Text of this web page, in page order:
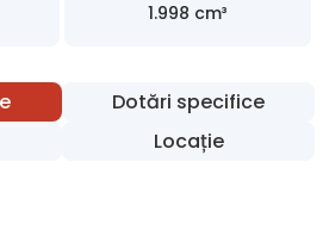
1.998 cm³
Dotări specifice
Locație